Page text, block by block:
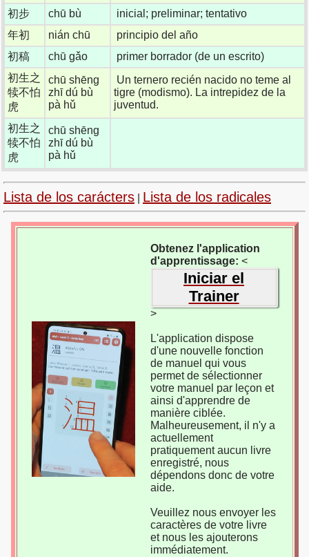
初步
chū bù
inicial; preliminar; tentativo
年初
nián chū
principio del año
初稿
chū gǎo
primer borrador (de un escrito)
初生之
犊不怕
虎
chū shēng
zhī dú bù
pà hǔ
Un ternero recién nacido no teme al
tigre (modismo). La intrepidez de la
juventud.
初生之
犊不怕
虎
chū shēng
zhī dú bù
pà hǔ
Lista de los carácters Lista de los radicales
Obtenez l'application
d'apprentissage: <
Iniciar el
Trainer
>
L'application dispose
d'une nouvelle fonction
de manuel qui vous
permet de sélectionner
votre manuel par leçon et
ainsi d'apprendre de
manière ciblée.
Malheureusement, il n'y a
actuellement
pratiquement aucun livre
enregistré, nous
dépendons donc de votre
aide.
Veuillez nous envoyer les
caractères de votre livre
et nous les ajouterons
immédiatement.